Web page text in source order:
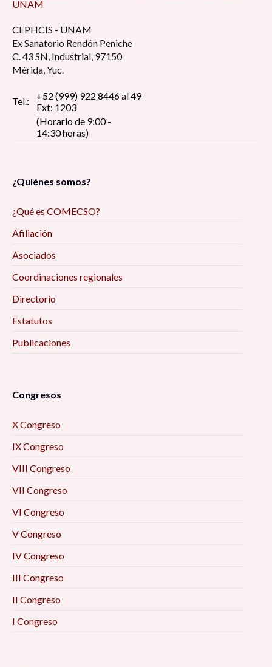
UNAM
CEPHCIS - UNAM
Ex Sanatorio Rendón Peniche
C. 43 SN, Industrial, 97150
Mérida, Yuc.
Tel.:
+52 (999) 922 8446 al 49
Ext: 1203
(Horario de 9:00 -
14:30 horas)
¿Quiénes somos?
¿Qué es COMECSO?
Afiliación
Asociados
Coordinaciones regionales
Directorio
Estatutos
Publicaciones
Congresos
X Congreso
IX Congreso
VIII Congreso
VII Congreso
VI Congreso
V Congreso
IV Congreso
III Congreso
II Congreso
I Congreso